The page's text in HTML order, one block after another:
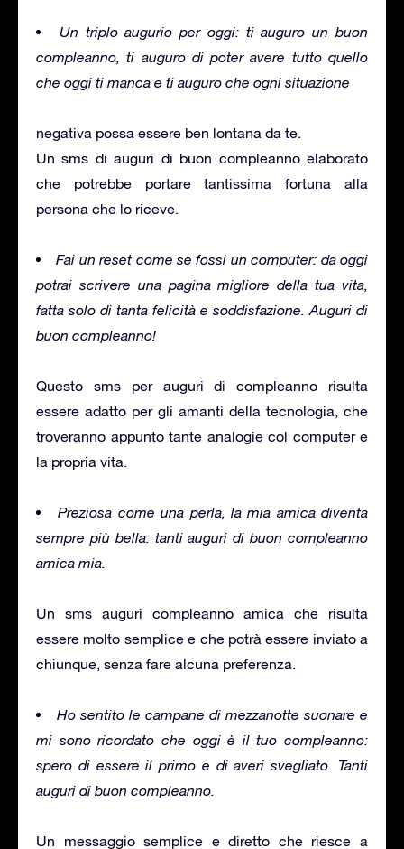
Un triplo augurio per oggi: ti auguro un buon
compleanno, ti auguro di poter avere tutto quello
che oggi ti manca e ti auguro che ogni situazione
negativa possa essere ben lontana da te.
Un sms di auguri di buon compleanno elaborato
che potrebbe portare tantissima fortuna alla
persona che lo riceve.
Fai un reset come se fossi un computer: da oggi
potrai scrivere una pagina migliore della tua vita,
fatta solo di tanta felicità e soddisfazione. Auguri di
buon compleanno!
Questo sms per auguri di compleanno risulta
essere adatto per gli amanti della tecnologia, che
troveranno appunto tante analogie col computer e
la propria vita.
Preziosa come una perla, la mia amica diventa
sempre più bella: tanti auguri di buon compleanno
amica mia.
Un sms auguri compleanno amica che risulta
essere molto semplice e che potrà essere inviato a
chiunque, senza fare alcuna preferenza.
Ho sentito le campane di mezzanotte suonare e
mi sono ricordato che oggi è il tuo compleanno:
spero di essere il primo e di averi svegliato. Tanti
auguri di buon compleanno.
Un messaggio semplice e diretto che riesce a